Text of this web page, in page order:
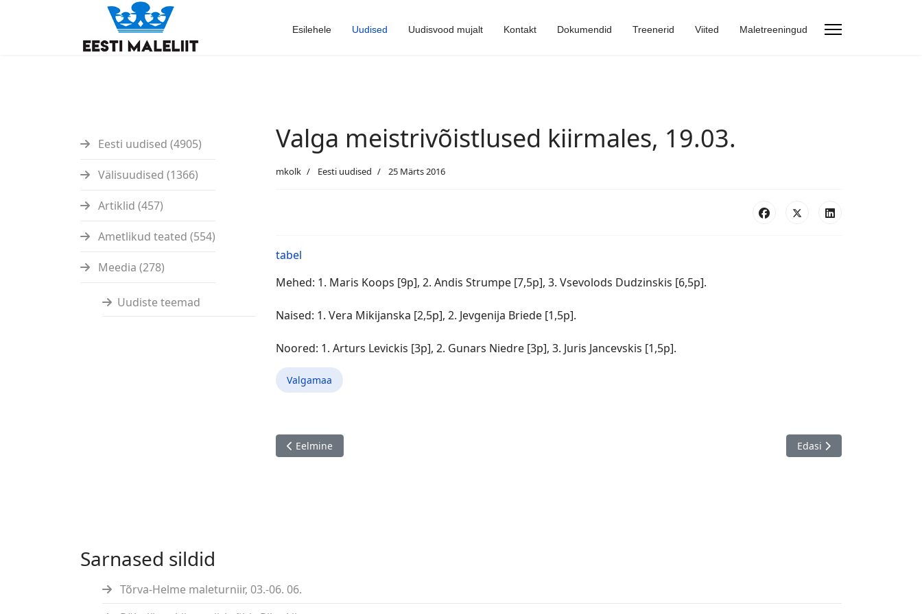
Esilehele Uudised Uudisvood mujalt Kontakt Dokumendid Treenerid Viited Maletreeningud
Eesti uudised (4905)
Välisuudised (1366)
Artiklid (457)
Ametlikud teated (554)
Meedia (278)
Uudiste teemad
Valga meistrivõistlused kiirmales, 19.03.
mkolk Eesti uudised 25 Märts 2016
tabel
Mehed: 1. Maris Koops [9p], 2. Andis Strumpe [7,5p], 3. Vsevolods Dudzinskis [6,5p].
Naised: 1. Vera Mikijanska [2,5p], 2. Jevgenija Briede [1,5p].
Noored: 1. Arturs Levickis [3p], 2. Gunars Niedre [3p], 3. Juris Jancevskis [1,5p].
Valgamaa
Eelmine artikkel: Tallinna MK noorte kiirturniiril osales 114 last!
Eelmine Järgmine artikkel: X Põlva
Edasi
Sarnased sildid
Tõrva-Helme maleturniir, 03.-06. 06.